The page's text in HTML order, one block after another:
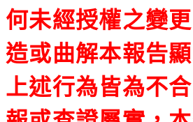
何未經授權之變
造或曲解本報告
上述行為皆為不